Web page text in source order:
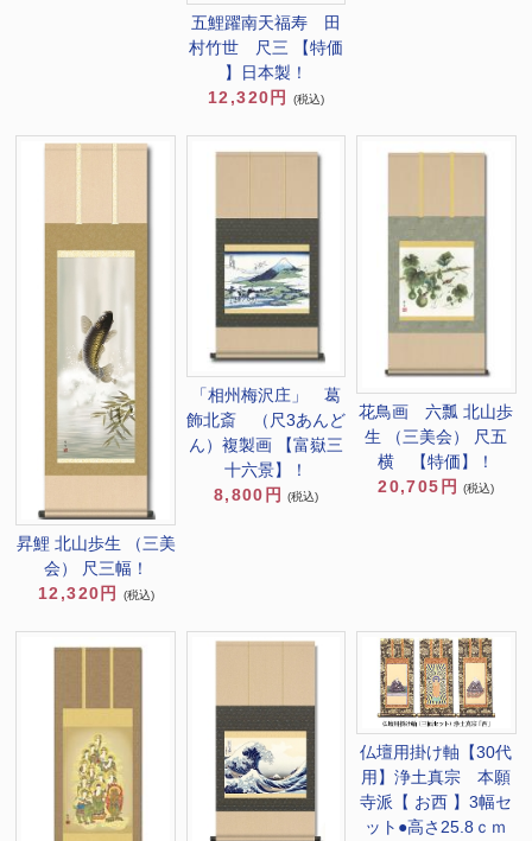
五鯉躍南天福寿 田
村竹世 尺三 【特価
】日本製！
12,320円
(税込)
昇鯉 北山歩生 （三美
会） 尺三幅！
12,320円
(税込)
「相州梅沢庄」 葛
飾北斎 （尺3あんど
ん）複製画 【富嶽三
十六景】！
8,800円
(税込)
花鳥画 六瓢 北山歩
生 （三美会） 尺五
横 【特価】！
20,705円
(税込)
仏壇用掛け軸【30代
用】浄土真宗 本願
寺派【 お西 】3幅セ
ット●高さ25.8ｃｍ